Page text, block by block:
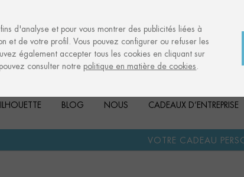
BLOG NOUS CADEAUX D’ENTREPRISE
VOTRE CADEAU PERSONNALISÉ ·
d'analyse et pour vous montrer des publicités liées à
et de votre profil. Vous pouvez configurer ou refuser les
également accepter tous les cookies en cliquant sur
consulter notre politique en matière de cookies.